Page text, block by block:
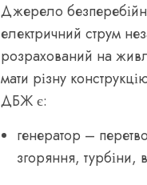
Джерело
електричний струм
розрахований на
мати різну
ДБЖ є:
генератор –
згоряння, турбіни,